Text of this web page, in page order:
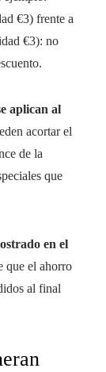
€3) frente a
€3): no
aplican al
acortar el
de la
que
en el
que el ahorro
al final